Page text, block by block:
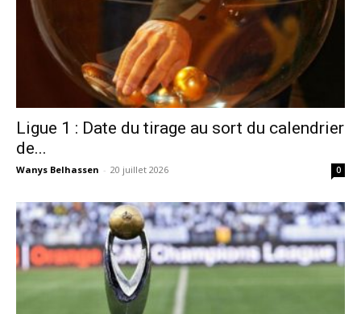
Ligue 1 : Date du tirage au sort du calendrier
de...
Wanys Belhassen - 20 juillet 2026 0